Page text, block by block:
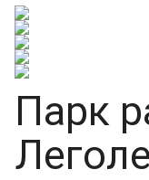
Парк